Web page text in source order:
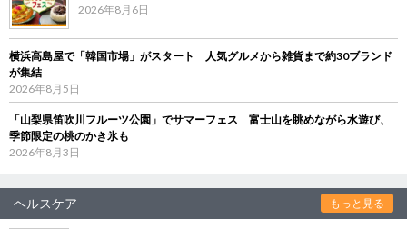
2026年8月6日
横浜高島屋で「韓国市場」がスタート 人気グルメから雑貨まで約30ブランド
が集結
2026年8月5日
「山梨県笛吹川フルーツ公園」でサマーフェス 富士山を眺めながら水遊び、
季節限定の桃のかき氷も
2026年8月3日
ヘルスケア もっと見る